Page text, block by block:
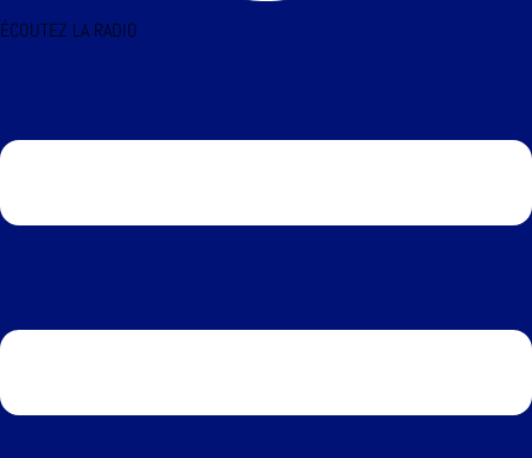
ÉCOUTEZ LA RADIO